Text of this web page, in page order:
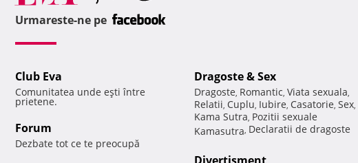
Urmareste-ne pe
Club Eva
Comunitatea unde eşti între
prietene.
Forum
Dezbate tot ce te preocupă
Dragoste & Sex
Dragoste, Romantic, Viata sexuala,
Relatii, Cuplu, Iubire, Casatorie, Sex,
Kama Sutra, Pozitii sexuale
Kamasutra, Declaratii de dragoste